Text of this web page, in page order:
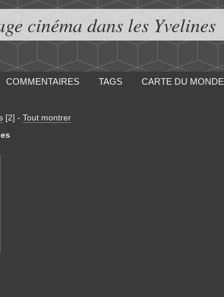
cinéma dans les Yvelines
COMMENTAIRES TAGS CARTE DU MONDE
[2] - Tout montrer